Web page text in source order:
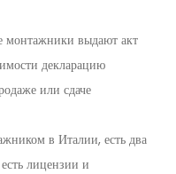
монтажники выдают акт
декларацию
или сдаче
в Италии, есть два
лицензии и